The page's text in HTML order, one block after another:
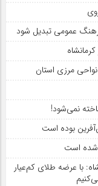
عمومی تبدیل شود
نواحی مرزی استان
نمی‌شود!
بوده است
شده است
کرمانشاه: با عرضه طلای کم‌عیار